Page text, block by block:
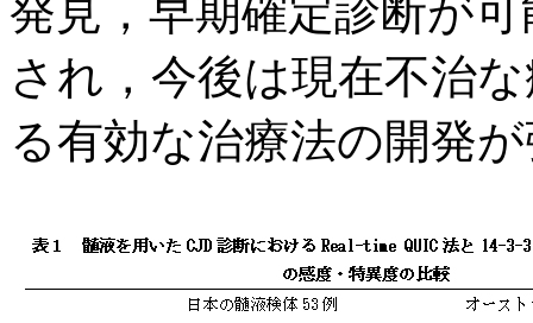
発見，早期確定診断が
され，今後は現在不治
る有効な治療法の開発